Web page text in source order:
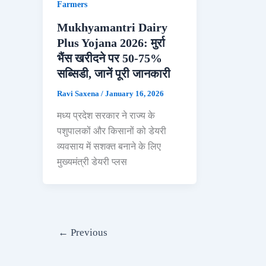
Farmers
Mukhyamantri Dairy
Plus Yojana 2026: मुर्रा
भैंस खरीदने पर 50-75%
सब्सिडी, जानें पूरी जानकारी
Ravi Saxena / January 16, 2026
मध्य प्रदेश सरकार ने राज्य के
पशुपालकों और किसानों को डेयरी
व्यवसाय में सशक्त बनाने के लिए
मुख्यमंत्री डेयरी प्लस
← Previous